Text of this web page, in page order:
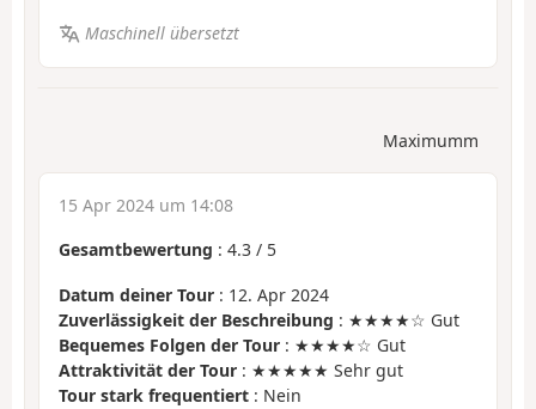
Maschinell übersetzt
Maximumm
15 Apr 2024 um 14:08
Gesamtbewertung : 4.3 / 5
Datum deiner Tour : 12. Apr 2024
Zuverlässigkeit der Beschreibung : ★★★★☆ Gut
Bequemes Folgen der Tour : ★★★★☆ Gut
Attraktivität der Tour : ★★★★★ Sehr gut
Tour stark frequentiert : Nein